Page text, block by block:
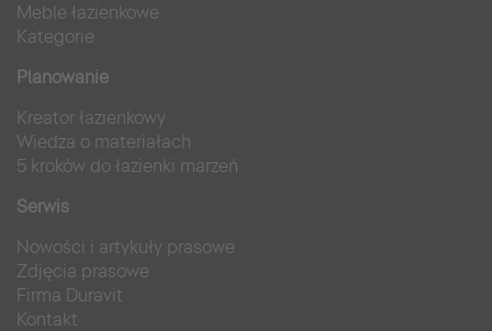
Meble łazienkowe
Kategorie
Planowanie
Kreator łazienkowy
Wiedza o materiałach
5 kroków do łazienki marzeń
Serwis
Nowości i artykuły prasowe
Zdjęcia prasowe
Firma Duravit
Kontakt